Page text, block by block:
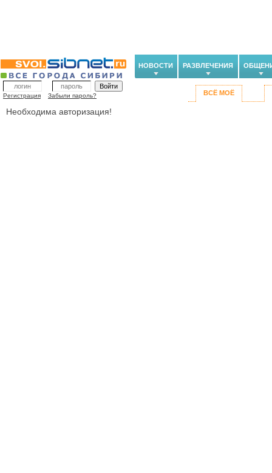
НОВОСТИ РАЗВЛЕЧЕНИЯ
Регистрация Забыли пароль? ВСЁ МОЁ
Необходима авторизация!